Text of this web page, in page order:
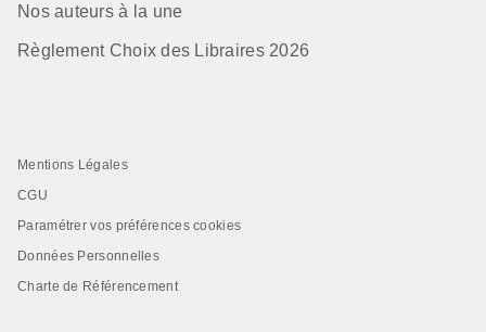
Nos auteurs à la une
Règlement Choix des Libraires 2026
Mentions Légales
CGU
Paramétrer vos préférences cookies
Données Personnelles
Charte de Référencement